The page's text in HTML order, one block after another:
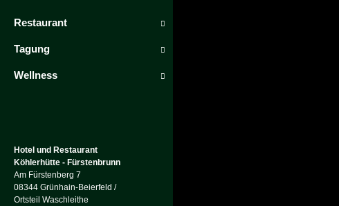
Restaurant
Tagung
Wellness
Hotel und Restaurant
Köhlerhütte - Fürstenbrunn
Am Fürstenberg 7
08344 Grünhain-Beierfeld /
Ortsteil Waschleithe